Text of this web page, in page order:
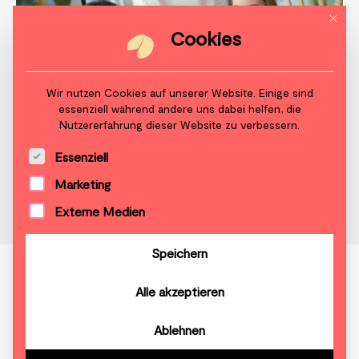
Chancengleichheit
Chancengleichheit ist der Schlüssel zu mehr
Fairness. Unabhängig von Kultur, Lebensmodell
Mit
Cookies
Wir nutzen Cookies auf unserer Website. Einige sind
essenziell während andere uns dabei helfen, die
Nutzererfahrung dieser Website zu verbessern.
Es folgt eine Liste der Service-Gruppen, für die
Essenziell
Marketing
Externe Medien
Speichern
Alle akzeptieren
Ablehnen